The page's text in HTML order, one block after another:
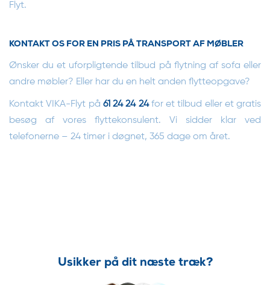
Flyt.
KONTAKT OS FOR EN PRIS PÅ TRANSPORT AF MØBLER
Ønsker du et uforpligtende tilbud på flytning af sofa eller
andre møbler? Eller har du en helt anden flytteopgave?
Kontakt VIKA-Flyt på 61 24 24 24for et tilbud eller et gratis
besøg af vores flyttekonsulent. Vi sidder klar ved
telefonerne – 24 timer i døgnet, 365 dage om året.
Usikker på dit næste træk?